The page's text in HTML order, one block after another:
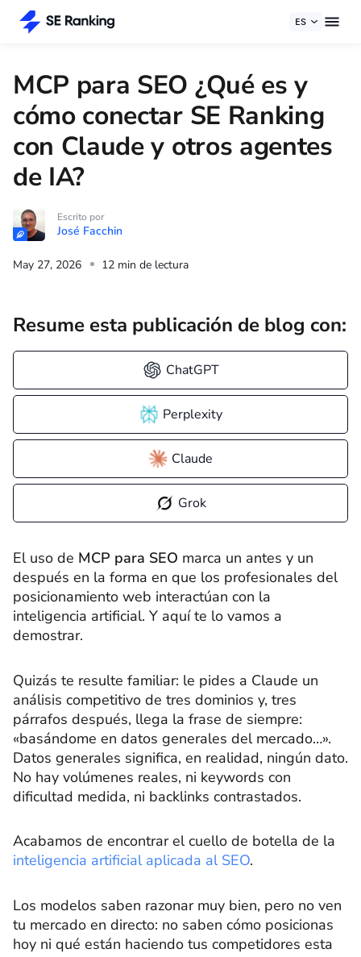
ES
MCP para SEO ¿Qué es y
cómo conectar SE Ranking
con Claude y otros agentes
de IA?
Escrito por
José Facchin
May 27, 2026 12 min de lectura
Resume esta publicación de blog con:
ChatGPT
Perplexity
Claude
Grok
El uso de MCP para SEO marca un antes y un
después en la forma en que los profesionales del
posicionamiento web interactúan con la
inteligencia artificial. Y aquí te lo vamos a
demostrar.
Quizás te resulte familiar: le pides a Claude un
análisis competitivo de tres dominios y, tres
párrafos después, llega la frase de siempre:
«basándome en datos generales del mercado…».
Datos generales significa, en realidad, ningún dato.
No hay volúmenes reales, ni keywords con
dificultad medida, ni backlinks contrastados.
Acabamos de encontrar el cuello de botella de la
inteligencia artificial aplicada al SEO.
Los modelos saben razonar muy bien, pero no ven
tu mercado en directo: no saben cómo posicionas
hoy ni qué están haciendo tus competidores esta